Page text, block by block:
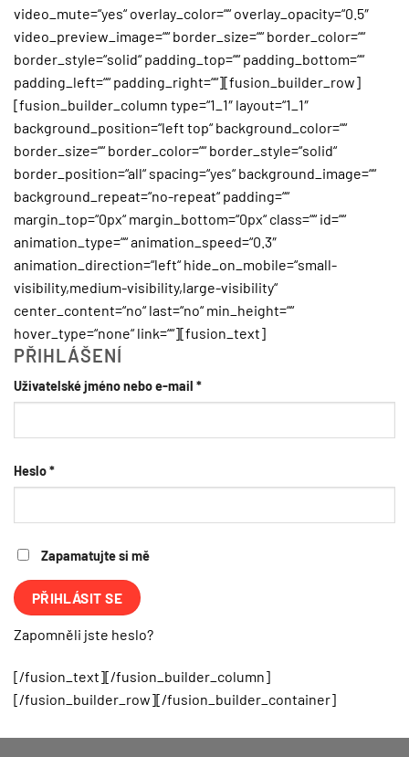
video_mute=“yes“ overlay_color=““ overlay_opacity=“0.5″
video_preview_image=““ border_size=““ border_color=““
border_style=“solid“ padding_top=““ padding_bottom=““
padding_left=““ padding_right=““][fusion_builder_row]
[fusion_builder_column type=“1_1″ layout=“1_1″
background_position=“left top“ background_color=““
border_size=““ border_color=““ border_style=“solid“
border_position=“all“ spacing=“yes“ background_image=““
background_repeat=“no-repeat“ padding=““
margin_top=“0px“ margin_bottom=“0px“ class=““ id=““
animation_type=““ animation_speed=“0.3″
animation_direction=“left“ hide_on_mobile=“small-
visibility,medium-visibility,large-visibility“
center_content=“no“ last=“no“ min_height=““
hover_type=“none“ link=““][fusion_text]
PŘIHLÁŠENÍ
Uživatelské jméno nebo e-mail *Povinné
Heslo*Povinné
Zapamatujte si mě
PŘIHLÁSIT SE
Zapomněli jste heslo?
[/fusion_text][/fusion_builder_column]
[/fusion_builder_row][/fusion_builder_container]